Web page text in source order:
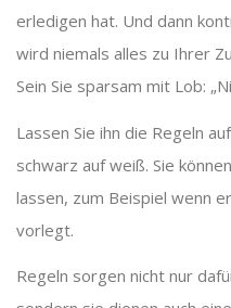
erledigen hat. Und dann
wird niemals alles zu Ihrer
Sein Sie sparsam mit Lob:
Lassen Sie ihn die Regeln
schwarz auf weiß. Sie
lassen, zum Beispiel wenn
vorlegt.
Regeln sorgen nicht nur